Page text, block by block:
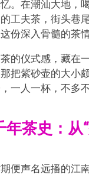
。在潮汕大地，
工夫茶，街头巷
份深入骨髓的茶
的仪式感，藏在
把紫砂壶的大小
一人一杯，不多
年茶史：从
便声名远播的江